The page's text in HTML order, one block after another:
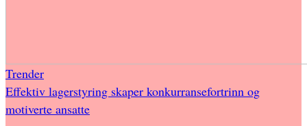
Trender
Effektiv lagerstyring skaper konkurransefortrinn og
motiverte ansatte